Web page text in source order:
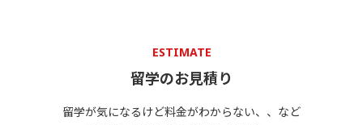
ESTIMATE
留学のお見積り
留学が気になるけど料金がわからない、、など